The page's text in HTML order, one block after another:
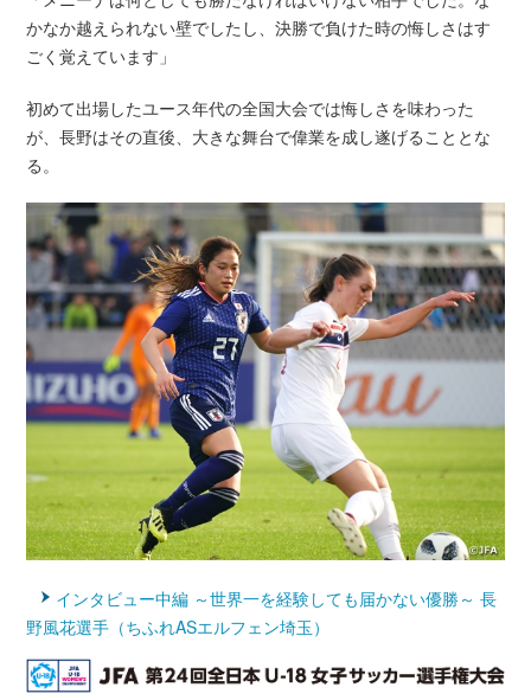
かなか越えられない壁でしたし、決勝で負けた時の悔しさはす
ごく覚えています」
初めて出場したユース年代の全国大会では悔しさを味わった
が、長野はその直後、大きな舞台で偉業を成し遂げることとな
る。
インタビュー中編 ～世界一を経験しても届かない優勝～ 長
野風花選手（ちふれASエルフェン埼玉）